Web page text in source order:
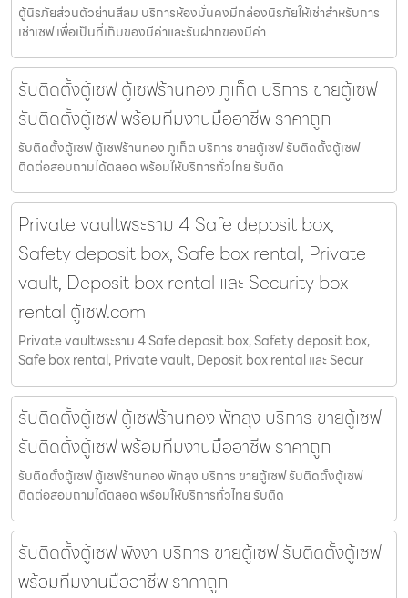
ตู้นิรภัยส่วนตัวย่านสีลม บริการห้องมั่นคงมีกล่องนิรภัยให้เช่าสำหรับการ
เช่าเซฟ เพื่อเป็นที่เก็บของมีค่าและรับฝากของมีค่า
รับติดตั้งตู้เซฟ ตู้เซฟร้านทอง ภูเก็ต บริการ ขายตู้เซฟ
รับติดตั้งตู้เซฟ พร้อมทีมงานมืออาชีพ ราคาถูก
รับติดตั้งตู้เซฟ ตู้เซฟร้านทอง ภูเก็ต บริการ ขายตู้เซฟ รับติดตั้งตู้เซฟ
ติดต่อสอบถามได้ตลอด พร้อมให้บริการทั่วไทย รับติด
Private vaultพระราม 4 Safe deposit box,
Safety deposit box, Safe box rental, Private
vault, Deposit box rental และ Security box
rental ตู้เซฟ.com
Private vaultพระราม 4 Safe deposit box, Safety deposit box,
Safe box rental, Private vault, Deposit box rental และ Secur
รับติดตั้งตู้เซฟ ตู้เซฟร้านทอง พัทลุง บริการ ขายตู้เซฟ
รับติดตั้งตู้เซฟ พร้อมทีมงานมืออาชีพ ราคาถูก
รับติดตั้งตู้เซฟ ตู้เซฟร้านทอง พัทลุง บริการ ขายตู้เซฟ รับติดตั้งตู้เซฟ
ติดต่อสอบถามได้ตลอด พร้อมให้บริการทั่วไทย รับติด
รับติดตั้งตู้เซฟ พังงา บริการ ขายตู้เซฟ รับติดตั้งตู้เซฟ
พร้อมทีมงานมืออาชีพ ราคาถูก